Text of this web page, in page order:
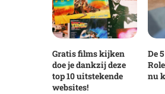
Gratis films kijken
doe je dankzij deze
top 10 uitstekende
websites!
De
nu